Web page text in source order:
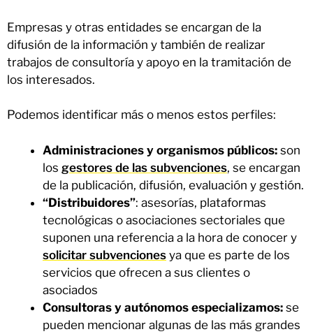
Empresas y otras entidades se encargan de la
difusión de la información y también de realizar
trabajos de consultoría y apoyo en la tramitación de
los interesados.
Podemos identificar más o menos estos perfiles:
Administraciones y organismos públicos: son
los gestores de las subvenciones, se encargan
de la publicación, difusión, evaluación y gestión.
“Distribuidores”: asesorías, plataformas
tecnológicas o asociaciones sectoriales que
suponen una referencia a la hora de conocer y
solicitar subvenciones ya que es parte de los
servicios que ofrecen a sus clientes o
asociados
Consultoras y autónomos especializamos: se
pueden mencionar algunas de las más grandes